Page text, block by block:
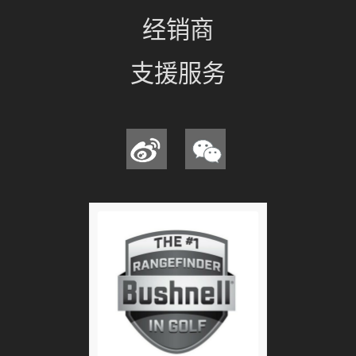
经销商
支援服务